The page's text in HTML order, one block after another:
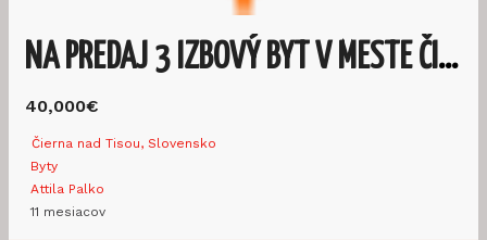
NA PREDAJ 3 IZBOVÝ BYT V MESTE ČIERNA NAD TISOU
40,000€
Čierna nad Tisou, Slovensko
Byty
Attila Palko
11 mesiacov